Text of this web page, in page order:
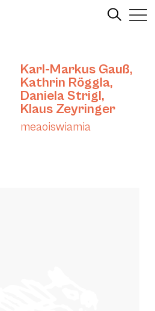
Karl-Markus Gauß,
Kathrin Röggla,
Daniela Strigl,
Klaus Zeyringer
meaoiswiamia